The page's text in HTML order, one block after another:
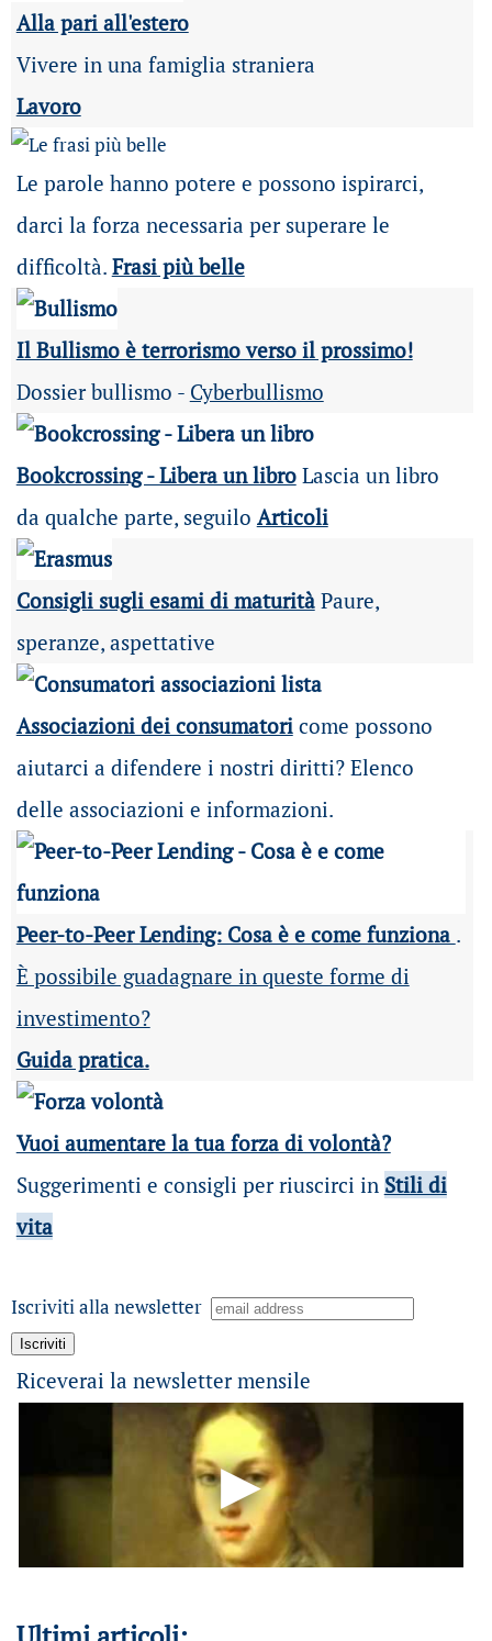
Alla pari all'estero
Vivere in una famiglia straniera
Lavoro
Le parole hanno potere e possono ispirarci,
darci la forza necessaria per superare le
difficoltà. Frasi più belle
Il Bullismo è terrorismo verso il prossimo!
Dossier bullismo - Cyberbullismo
Bookcrossing - Libera un libroLascia un libro
da qualche parte, seguilo Articoli
Consigli sugli esami di maturità Paure,
speranze, aspettative
Associazioni dei consumatoricome possono
aiutarci a difendere i nostri diritti? Elenco
delle associazioni e informazioni.
Peer-to-Peer Lending: Cosa è e come funziona .
È possibile guadagnare in queste forme di
investimento?
Guida pratica.
Vuoi aumentare la tua forza di volontà?
Suggerimenti e consigli per riuscirci in Stili di
vita
Iscriviti alla newsletter
Riceverai la newsletter mensile